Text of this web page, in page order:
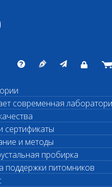
БИО
лаборатория
современная
сертификаты
и методы
пробирка
поддержки питомников